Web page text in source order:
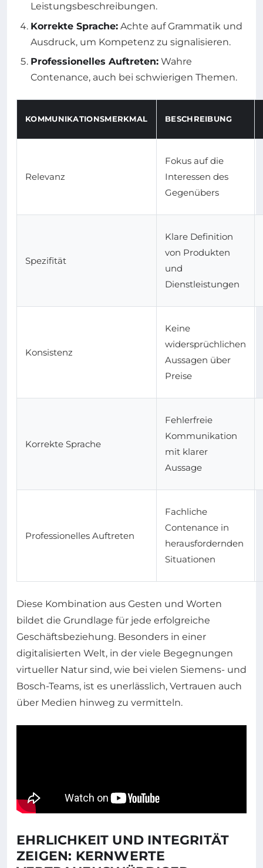
Leistungsbeschreibungen.
Korrekte Sprache: Achte auf Grammatik und
Ausdruck, um Kompetenz zu signalisieren.
Professionelles Auftreten: Wahre
Contenance, auch bei schwierigen Themen.
KOMMUNIKATIONSMERKMAL BESCHREIBUNG
Relevanz
Fokus auf die
Interessen des
Gegenübers
Spezifität
Klare Definition
von Produkten
und
Dienstleistungen
Konsistenz
Keine
widersprüchlichen
Aussagen über
Preise
Korrekte Sprache
Fehlerfreie
Kommunikation
mit klarer
Aussage
Professionelles Auftreten
Fachliche
Contenance in
herausfordernden
Situationen
Diese Kombination aus Gesten und Worten
bildet die Grundlage für jede erfolgreiche
Geschäftsbeziehung. Besonders in einer
digitalisierten Welt, in der viele Begegnungen
virtueller Natur sind, wie bei vielen Siemens- und
Bosch-Teams, ist es unerlässlich, Vertrauen auch
über Medien hinweg zu vermitteln.
EHRLICHKEIT UND INTEGRITÄT
ZEIGEN: KERNWERTE